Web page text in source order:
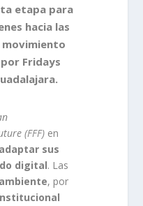
etapa para
hacia las
Fridays
(FFF) en
adaptar sus
digital. Las
, por